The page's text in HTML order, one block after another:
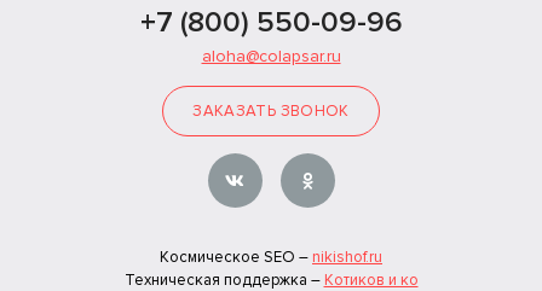
+7 (800) 550-09-96
aloha@colapsar.ru
ЗАКАЗАТЬ ЗВОНОК
Космическое SEO – nikishof.ru
Техническая поддержка – Котиков и ко